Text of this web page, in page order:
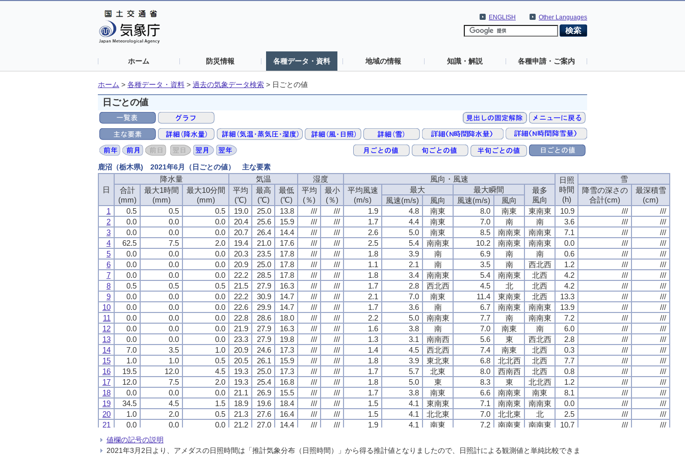
Other Languages
ENGLISH
ホーム 防災情報 各種データ・資料 地域の情報 知識・解説 各種申請・ご案内
ホーム > 各種データ・資料 > 過去の気象データ検索 > 日ごとの値
日ごとの値
鹿沼（栃木県) 2021年6月（日ごとの値） 主な要素
日
降水量 気温 湿度 風向・風速
日照
時間
(h)
雪
合計
(mm)
最大1時間
(mm)
最大10分間
(mm)
平均
(℃)
最高
(℃)
最低
(℃)
平均
(％)
最小
(％)
平均風速
(m/s)
最大 最大瞬間
最多
風向
降雪の深さの
合計(cm)
最深積雪
(cm)
風速(m/s) 風向 風速(m/s)
風向
1
0.5 0.5 0.5 19.0 25.0 13.8 /// /// 1.9 4.8 南東 8.0 南東 東南東 10.9 ///
///
2
0.0 0.0 0.0 20.4 25.6 15.9 /// /// 1.7 4.4 南東 7.0 南 南 3.6 ///
///
3
0.0 0.0 0.0 20.7 26.4 14.4 /// /// 2.6 5.0 南東 8.5 南南東 南南東 7.1 ///
///
4
62.5 7.5 2.0 19.4 21.0 17.6 /// /// 2.5 5.4 南南東 10.2 南南東 南南東 0.0 ///
///
5
0.0 0.0 0.0 20.3 23.5 17.8 /// /// 1.8 3.9 南 6.9 南 南 0.6 ///
///
6
0.0 0.0 0.0 20.9 25.0 17.8 /// /// 1.1 2.1 南 3.5 南 西北西 1.2 ///
///
7
0.0 0.0 0.0 22.2 28.5 17.8 /// /// 1.8 3.4 南南東 5.4 南南東 北西 4.2 ///
///
8
0.5 0.5 0.5 21.5 27.9 16.3 /// /// 1.7 2.8 西北西 4.5 北 北西 4.2 ///
///
9
0.0 0.0 0.0 22.2 30.9 14.7 /// /// 2.1 7.0 南東 11.4 東南東 北西 13.3 ///
///
10
0.0 0.0 0.0 22.6 29.9 14.7 /// /// 1.7 3.6 南 6.7 南南東 南南東 13.9 ///
///
11
0.0 0.0 0.0 22.8 28.6 18.0 /// /// 2.2 5.0 南南東 7.7 南 南南東 7.2 ///
///
12
0.0 0.0 0.0 21.9 27.9 16.3 /// /// 1.6 3.8 南 7.0 南東 南 6.0 ///
///
13
0.0 0.0 0.0 23.3 27.9 19.8 /// /// 1.3 3.1 南南西 5.6 東 西北西 2.8 ///
///
14
7.0 3.5 1.0 20.9 24.6 17.3 /// /// 1.4 4.5 西北西 7.4 南東 北西 0.3 ///
///
15
1.0 1.0 0.5 20.5 26.1 15.9 /// /// 1.8 3.9 東北東 6.8 北北西 北西 7.7 ///
///
16
19.5 12.0 4.5 19.3 25.0 17.3 /// /// 1.7 5.7 北東 8.0 西南西 北西 0.8 ///
///
17
12.0 7.5 2.0 19.3 25.4 16.8 /// /// 1.8 5.0 東 8.3 東 北北西 1.2 ///
///
18
0.0 0.0 0.0 21.1 26.9 15.5 /// /// 1.7 3.8 南東 6.6 南南東 南東 8.1 ///
///
19
34.5 4.5 1.5 18.9 19.6 18.4 /// /// 1.5 4.1 東南東 7.1 南南東 南南東 0.0 ///
///
20
1.0 2.0 0.5 21.3 27.6 16.4 /// /// 1.5 4.1 北北東 7.0 北北東 北 2.5 ///
///
21
0.0 0.0 0.0 21.2 27.0 14.4 /// /// 1.9 4.1 南東 7.2 南南東 南南東 10.7 ///
///
22
0.0
23
10.0 5.0 2.0 20.1 23.5 18.3 /// 1.4 5.5 10.5 東 北西 0.7
日
降水量 気温 湿度 風向・風速
日照
時間
(h)
雪
合計
(mm)
最大1時間
(mm)
最大10分間
(mm)
平均
(℃)
最高
(℃)
最低
(℃)
平均
(％)
最小
(％)
平均風速
(m/s)
最大 最大瞬間
最多
風向
降雪の深さの
合計(cm)
最深積雪
(cm)
風速(m/s) 風向 風速(m/s)
風向
1
0.5 0.5 0.5 19.0 25.0 13.8 /// /// 1.9 4.8 南東 8.0 南東 東南東 10.9 ///
///
2
0.0 0.0 0.0 20.4 25.6 15.9 /// /// 1.7 4.4 南東 7.0 南 南 3.6 ///
///
3
0.0 0.0 0.0 20.7 26.4 14.4 /// /// 2.6 5.0 南東 8.5 南南東 南南東 7.1 ///
///
4
62.5 7.5 2.0 19.4 21.0 17.6 /// /// 2.5 5.4 南南東 10.2 南南東 南南東 0.0 ///
///
5
0.0 0.0 0.0 20.3 23.5 17.8 /// /// 1.8 3.9 南 6.9 南 南 0.6 ///
///
6
0.0 0.0 0.0 20.9 25.0 17.8 /// /// 1.1 2.1 南 3.5 南 西北西 1.2 ///
///
7
0.0 0.0 0.0 22.2 28.5 17.8 /// /// 1.8 3.4 南南東 5.4 南南東 北西 4.2 ///
///
8
0.5 0.5 0.5 21.5 27.9 16.3 /// /// 1.7 2.8 西北西 4.5 北 北西 4.2 ///
///
9
0.0 0.0 0.0 22.2 30.9 14.7 /// /// 2.1 7.0 南東 11.4 東南東 北西 13.3 ///
///
10
0.0 0.0 0.0 22.6 29.9 14.7 /// /// 1.7 3.6 南 6.7 南南東 南南東 13.9 ///
///
11
0.0 0.0 0.0 22.8 28.6 18.0 /// /// 2.2 5.0 南南東 7.7 南 南南東 7.2 ///
///
12
0.0 0.0 0.0 21.9 27.9 16.3 /// /// 1.6 3.8 南 7.0 南東 南 6.0 ///
///
13
0.0 0.0 0.0 23.3 27.9 19.8 /// /// 1.3 3.1 南南西 5.6 東 西北西 2.8 ///
///
14
7.0 3.5 1.0 20.9 24.6 17.3 /// /// 1.4 4.5 西北西 7.4 南東 北西 0.3 ///
///
15
1.0 1.0 0.5 20.5 26.1 15.9 /// /// 1.8 3.9 東北東 6.8 北北西 北西 7.7 ///
///
16
19.5 12.0 4.5 19.3 25.0 17.3 /// /// 1.7 5.7 北東 8.0 西南西 北西 0.8 ///
///
17
12.0 7.5 2.0 19.3 25.4 16.8 /// /// 1.8 5.0 東 8.3 東 北北西 1.2 ///
///
18
0.0 0.0 0.0 21.1 26.9 15.5 /// /// 1.7 3.8 南東 6.6 南南東 南東 8.1 ///
///
19
34.5 4.5 1.5 18.9 19.6 18.4 /// /// 1.5 4.1 東南東 7.1 南南東 南南東 0.0 ///
///
20
1.0 2.0 0.5 21.3 27.6 16.4 /// /// 1.5 4.1 北北東 7.0 北北東 北 2.5 ///
///
21
0.0 0.0 0.0 21.2 27.0 14.4 /// /// 1.9 4.1 南東 7.2 南南東 南南東 10.7 ///
///
22
0.0
23
10.0 5.0 2.0 20.1 23.5 18.3 /// 1.4 5.5 10.5 東 北西 0.7
日
降水量 気温 湿度 風向・風速
日照
時間
(h)
雪
合計
(mm)
最大1時間
(mm)
最大10分間
(mm)
平均
(℃)
最高
(℃)
最低
(℃)
平均
(％)
最小
(％)
平均風速
(m/s)
最大 最大瞬間
最多
風向
降雪の深さの
合計(cm)
最深積雪
(cm)
風速(m/s) 風向 風速(m/s)
風向
1
0.5 0.5 0.5 19.0 25.0 13.8 /// /// 1.9 4.8 南東 8.0 南東 東南東 10.9 ///
///
2
0.0 0.0 0.0 20.4 25.6 15.9 /// /// 1.7 4.4 南東 7.0 南 南 3.6 ///
///
3
0.0 0.0 0.0 20.7 26.4 14.4 /// /// 2.6 5.0 南東 8.5 南南東 南南東 7.1 ///
///
4
62.5 7.5 2.0 19.4 21.0 17.6 /// /// 2.5 5.4 南南東 10.2 南南東 南南東 0.0 ///
///
5
0.0 0.0 0.0 20.3 23.5 17.8 /// /// 1.8 3.9 南 6.9 南 南 0.6 ///
///
6
0.0 0.0 0.0 20.9 25.0 17.8 /// /// 1.1 2.1 南 3.5 南 西北西 1.2 ///
///
7
0.0 0.0 0.0 22.2 28.5 17.8 /// /// 1.8 3.4 南南東 5.4 南南東 北西 4.2 ///
///
8
0.5 0.5 0.5 21.5 27.9 16.3 /// /// 1.7 2.8 西北西 4.5 北 北西 4.2 ///
///
9
0.0 0.0 0.0 22.2 30.9 14.7 /// /// 2.1 7.0 南東 11.4 東南東 北西 13.3 ///
///
10
0.0 0.0 0.0 22.6 29.9 14.7 /// /// 1.7 3.6 南 6.7 南南東 南南東 13.9 ///
///
11
0.0 0.0 0.0 22.8 28.6 18.0 /// /// 2.2 5.0 南南東 7.7 南 南南東 7.2 ///
///
12
0.0 0.0 0.0 21.9 27.9 16.3 /// /// 1.6 3.8 南 7.0 南東 南 6.0 ///
///
13
0.0 0.0 0.0 23.3 27.9 19.8 /// /// 1.3 3.1 南南西 5.6 東 西北西 2.8 ///
///
14
7.0 3.5 1.0 20.9 24.6 17.3 /// /// 1.4 4.5 西北西 7.4 南東 北西 0.3 ///
///
15
1.0 1.0 0.5 20.5 26.1 15.9 /// /// 1.8 3.9 東北東 6.8 北北西 北西 7.7 ///
///
16
19.5 12.0 4.5 19.3 25.0 17.3 /// /// 1.7 5.7 北東 8.0 西南西 北西 0.8 ///
///
17
12.0 7.5 2.0 19.3 25.4 16.8 /// /// 1.8 5.0 東 8.3 東 北北西 1.2 ///
///
18
0.0 0.0 0.0 21.1 26.9 15.5 /// /// 1.7 3.8 南東 6.6 南南東 南東 8.1 ///
///
19
34.5 4.5 1.5 18.9 19.6 18.4 /// /// 1.5 4.1 東南東 7.1 南南東 南南東 0.0 ///
///
20
1.0 2.0 0.5 21.3 27.6 16.4 /// /// 1.5 4.1 北北東 7.0 北北東 北 2.5 ///
///
21
0.0 0.0 0.0 21.2 27.0 14.4 /// /// 1.9 4.1 南東 7.2 南南東 南南東 10.7 ///
///
22
0.0
23
10.0 5.0 2.0 20.1 23.5 18.3 /// 1.4 5.5 10.5 東 北西 0.7
日
降水量 気温 湿度 風向・風速
日照
時間
(h)
雪
合計
(mm)
最大1時間
(mm)
最大10分間
(mm)
平均
(℃)
最高
(℃)
最低
(℃)
平均
(％)
最小
(％)
平均風速
(m/s)
最大 最大瞬間
最多
風向
降雪の深さの
合計(cm)
最深積雪
(cm)
風速(m/s) 風向 風速(m/s)
風向
1
0.5 0.5 0.5 19.0 25.0 13.8 /// /// 1.9 4.8 南東 8.0 南東 東南東 10.9 ///
///
2
0.0 0.0 0.0 20.4 25.6 15.9 /// /// 1.7 4.4 南東 7.0 南 南 3.6 ///
///
3
0.0 0.0 0.0 20.7 26.4 14.4 /// /// 2.6 5.0 南東 8.5 南南東 南南東 7.1 ///
///
4
62.5 7.5 2.0 19.4 21.0 17.6 /// /// 2.5 5.4 南南東 10.2 南南東 南南東 0.0 ///
///
5
0.0 0.0 0.0 20.3 23.5 17.8 /// /// 1.8 3.9 南 6.9 南 南 0.6 ///
///
6
0.0 0.0 0.0 20.9 25.0 17.8 /// /// 1.1 2.1 南 3.5 南 西北西 1.2 ///
///
7
0.0 0.0 0.0 22.2 28.5 17.8 /// /// 1.8 3.4 南南東 5.4 南南東 北西 4.2 ///
///
8
0.5 0.5 0.5 21.5 27.9 16.3 /// /// 1.7 2.8 西北西 4.5 北 北西 4.2 ///
///
9
0.0 0.0 0.0 22.2 30.9 14.7 /// /// 2.1 7.0 南東 11.4 東南東 北西 13.3 ///
///
10
0.0 0.0 0.0 22.6 29.9 14.7 /// /// 1.7 3.6 南 6.7 南南東 南南東 13.9 ///
///
11
0.0 0.0 0.0 22.8 28.6 18.0 /// /// 2.2 5.0 南南東 7.7 南 南南東 7.2 ///
///
12
0.0 0.0 0.0 21.9 27.9 16.3 /// /// 1.6 3.8 南 7.0 南東 南 6.0 ///
///
13
0.0 0.0 0.0 23.3 27.9 19.8 /// /// 1.3 3.1 南南西 5.6 東 西北西 2.8 ///
///
14
7.0 3.5 1.0 20.9 24.6 17.3 /// /// 1.4 4.5 西北西 7.4 南東 北西 0.3 ///
///
15
1.0 1.0 0.5 20.5 26.1 15.9 /// /// 1.8 3.9 東北東 6.8 北北西 北西 7.7 ///
///
16
19.5 12.0 4.5 19.3 25.0 17.3 /// /// 1.7 5.7 北東 8.0 西南西 北西 0.8 ///
///
17
12.0 7.5 2.0 19.3 25.4 16.8 /// /// 1.8 5.0 東 8.3 東 北北西 1.2 ///
///
18
0.0 0.0 0.0 21.1 26.9 15.5 /// /// 1.7 3.8 南東 6.6 南南東 南東 8.1 ///
///
19
34.5 4.5 1.5 18.9 19.6 18.4 /// /// 1.5 4.1 東南東 7.1 南南東 南南東 0.0 ///
///
20
1.0 2.0 0.5 21.3 27.6 16.4 /// /// 1.5 4.1 北北東 7.0 北北東 北 2.5 ///
///
21
0.0 0.0 0.0 21.2 27.0 14.4 /// /// 1.9 4.1 南東 7.2 南南東 南南東 10.7 ///
///
22
0.0
23
10.0 5.0 2.0 20.1 23.5 18.3 /// 1.4 5.5 10.5 東 北西 0.7
値欄の記号の説明
2021年3月2日より、アメダスの日照時間は「推計気象分布（日照時間）」から得る推計値となりましたので、日照計による観測値と単純比較できま